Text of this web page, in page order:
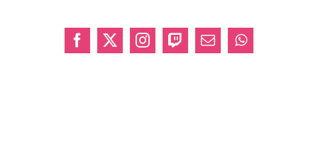
Facebook
X InstagramTwitchCorreoWhatsApp